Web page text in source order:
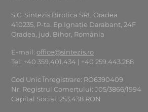
S.C. Sintezis Birotica SRL Oradea
410235, P-ta. Ep.Ignaţie Darabant, 24F
Oradea, jud. Bihor, România
E-mail: office@sintezis.ro
Tel: +40 359.401.434 | +40 259.443.288
Cod Unic Înregistrare: RO6390409
Nr. Registrul Comerţului: J05/3866/1994
Capital Social: 253.438 RON